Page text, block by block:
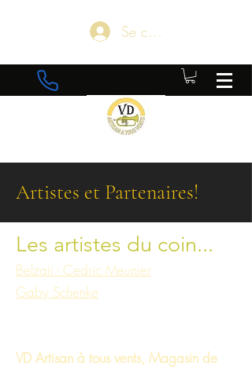
Se connecter
Artistes et Partenaires!
Les artistes du coin...
Belzaii - Cedric Meunier
Gaby Schenke
VD Artisan à tous vents, Magasin de